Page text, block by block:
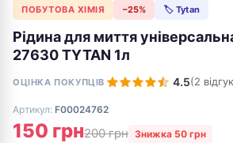
ПОБУТОВА ХІМІЯ −25% 🏷 Tytan
Рідина для миття
27630 TYTAN 1л
ОЦІНКА ПОКУПЦІВ 4.5(2
Артикул: F00024762
150 грн200 грн Знижка 50 грн